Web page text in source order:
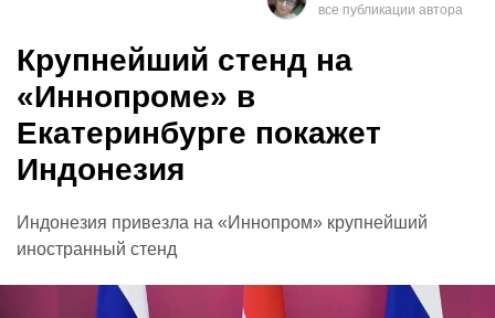
Крупнейший стенд на
«Иннопроме» в
Екатеринбурге покажет
Индонезия
Индонезия привезла на «Иннопром» крупнейший
иностранный стенд